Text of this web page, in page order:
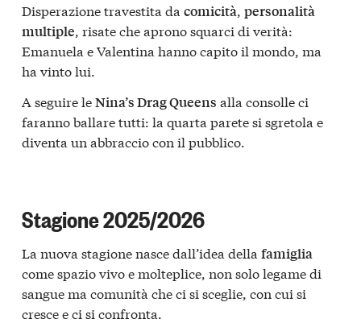
Disperazione travestita da comicità, personalità
multiple, risate che aprono squarci di verità:
Emanuela e Valentina hanno capito il mondo, ma
ha vinto lui.
A seguire leNina’s Drag Queens alla consolle ci
faranno ballare tutti: la quarta parete si sgretola e
diventa un abbraccio con il pubblico.
Stagione 2025/2026
La nuova stagione nasce dall’idea della famiglia
come spazio vivo e molteplice, non solo legame di
sangue ma comunità che ci si sceglie, con cui si
cresce e ci si confronta.